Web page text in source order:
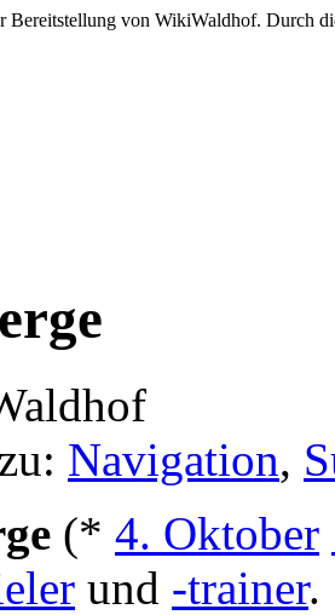
Bereitstellung von WikiWaldhof. Durch
Navigation,
(* 4. Oktober
und -trainer.